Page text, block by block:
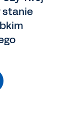
stanie